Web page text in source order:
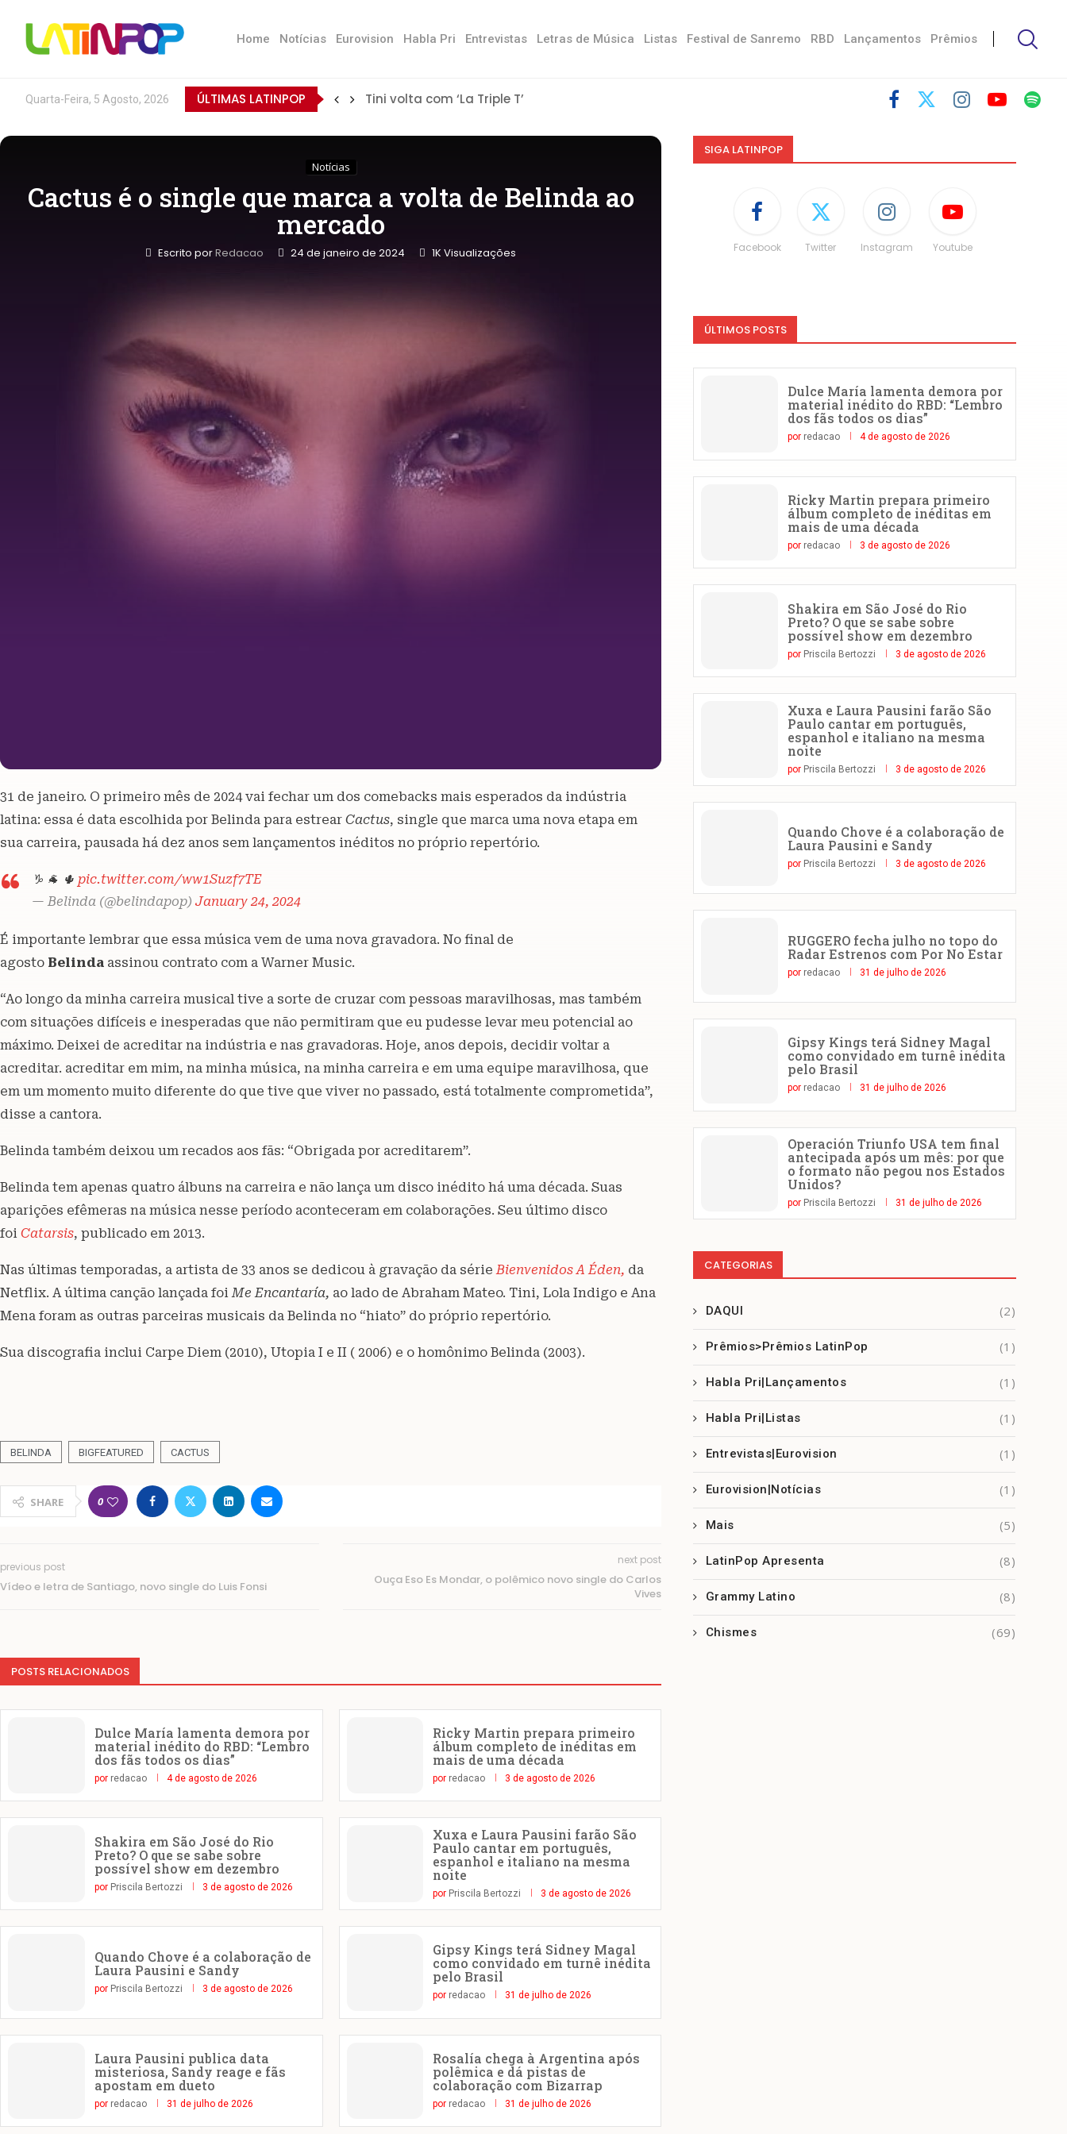
Home Notícias Eurovision Habla Pri Entrevistas Letras de Música Listas Festival de Sanremo RBD Lançamentos Prêmios
Quarta-Feira, 5 Agosto, 2026 ÚLTIMAS LATINPOP Tini volta com ‘La Triple T’
Notícias
Cactus é o single que marca a volta de Belinda ao
mercado
Escrito porRedacao 24 de janeiro de 2024 1K Visualizações
31 de janeiro. O primeiro mês de 2024 vai fechar um dos comebacks mais esperados da indústria
latina: essa é data escolhida por Belinda para estrear Cactus, single que marca uma nova etapa em
sua carreira, pausada há dez anos sem lançamentos inéditos no próprio repertório.
♑️ 🐐 🌵 pic.twitter.com/ww1Suzf7TE
— Belinda (@belindapop) January 24, 2024
É importante lembrar que essa música vem de uma nova gravadora. No final de
agosto Belinda assinou contrato com a Warner Music.
“Ao longo da minha carreira musical tive a sorte de cruzar com pessoas maravilhosas, mas também
com situações difíceis e inesperadas que não permitiram que eu pudesse levar meu potencial ao
máximo. Deixei de acreditar na indústria e nas gravadoras. Hoje, anos depois, decidir voltar a
acreditar. acreditar em mim, na minha música, na minha carreira e em uma equipe maravilhosa, que
em um momento muito diferente do que tive que viver no passado, está totalmente comprometida”,
disse a cantora.
Belinda também deixou um recados aos fãs: “Obrigada por acreditarem”.
Belinda tem apenas quatro álbuns na carreira e não lança um disco inédito há uma década. Suas
aparições efêmeras na música nesse período aconteceram em colaborações. Seu último disco
foi Catarsis, publicado em 2013.
Nas últimas temporadas, a artista de 33 anos se dedicou à gravação da série Bienvenidos A Éden, da
Netflix. A última canção lançada foi Me Encantaría, ao lado de Abraham Mateo. Tini, Lola Indigo e Ana
Mena foram as outras parceiras musicais da Belinda no “hiato” do próprio repertório.
Sua discografia inclui Carpe Diem (2010), Utopia I e II ( 2006) e o homônimo Belinda (2003).
BELINDA BIGFEATURED CACTUS
SHARE 0
previous post
Vídeo e letra de Santiago, novo single do Luis Fonsi
next post
Ouça Eso Es Mondar, o polêmico novo single do Carlos
Vives
POSTS RELACIONADOS
Dulce María lamenta demora por
material inédito do RBD: “Lembro
dos fãs todos os dias”
por redacao 4 de agosto de 2026
Ricky Martin prepara primeiro
álbum completo de inéditas em
mais de uma década
por redacao 3 de agosto de 2026
Shakira em São José do Rio
Preto? O que se sabe sobre
possível show em dezembro
por Priscila Bertozzi 3 de agosto de 2026
Xuxa e Laura Pausini farão São
Paulo cantar em português,
espanhol e italiano na mesma
noite
por Priscila Bertozzi 3 de agosto de 2026
Quando Chove é a colaboração de
Laura Pausini e Sandy
por Priscila Bertozzi 3 de agosto de 2026
Gipsy Kings terá Sidney Magal
como convidado em turnê inédita
pelo Brasil
por redacao 31 de julho de 2026
Laura Pausini publica data
misteriosa, Sandy reage e fãs
apostam em dueto
por redacao 31 de julho de 2026
Rosalía chega à Argentina após
polêmica e dá pistas de
colaboração com Bizarrap
por redacao 31 de julho de 2026
SIGA LATINPOP
Facebook Twitter Instagram Youtube
ÚLTIMOS POSTS
Dulce María lamenta demora por
material inédito do RBD: “Lembro
dos fãs todos os dias”
por redacao 4 de agosto de 2026
Ricky Martin prepara primeiro
álbum completo de inéditas em
mais de uma década
por redacao 3 de agosto de 2026
Shakira em São José do Rio
Preto? O que se sabe sobre
possível show em dezembro
por Priscila Bertozzi 3 de agosto de 2026
Xuxa e Laura Pausini farão São
Paulo cantar em português,
espanhol e italiano na mesma
noite
por Priscila Bertozzi 3 de agosto de 2026
Quando Chove é a colaboração de
Laura Pausini e Sandy
por Priscila Bertozzi 3 de agosto de 2026
RUGGERO fecha julho no topo do
Radar Estrenos com Por No Estar
por redacao 31 de julho de 2026
Gipsy Kings terá Sidney Magal
como convidado em turnê inédita
pelo Brasil
por redacao 31 de julho de 2026
Operación Triunfo USA tem final
antecipada após um mês: por que
o formato não pegou nos Estados
Unidos?
por Priscila Bertozzi 31 de julho de 2026
CATEGORIAS
DAQUI (2)
Prêmios>Prêmios LatinPop (1)
Habla Pri|Lançamentos (1)
Habla Pri|Listas (1)
Entrevistas|Eurovision (1)
Eurovision|Notícias (1)
Mais (5)
LatinPop Apresenta (8)
Grammy Latino (8)
Chismes (69)